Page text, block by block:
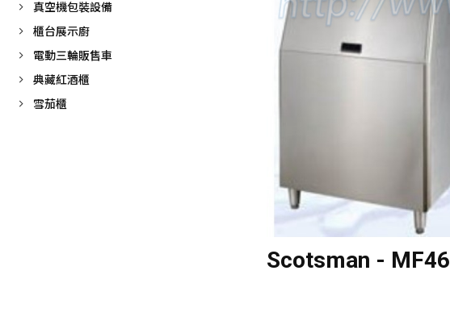
真空機包裝設備
櫃台展示廚
電動三輪販售車
典藏紅酒櫃
雪茄櫃
Scotsman - MF46